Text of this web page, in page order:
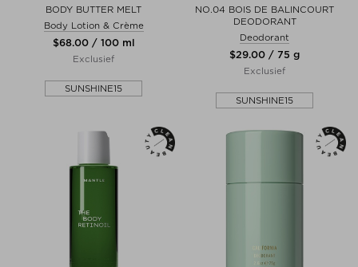
BODY BUTTER MELT
Body Lotion & Crème
$‌68.00 / 100 ml
Exclusief
SUNSHINE15
NO.04 BOIS DE BALINCOURT
DEODORANT
Deodorant
$‌29.00 / 75 g
Exclusief
SUNSHINE15